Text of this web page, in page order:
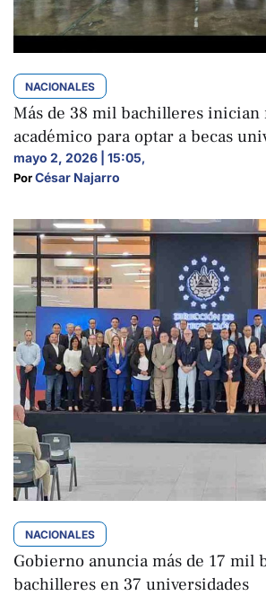
NACIONALES
Más de 38 mil bachilleres inician
académico para optar a becas
mayo 2, 2026 | 15:05,
Por César Najarro
NACIONALES
Gobierno anuncia más de 17 mil
bachilleres en 37 universidades